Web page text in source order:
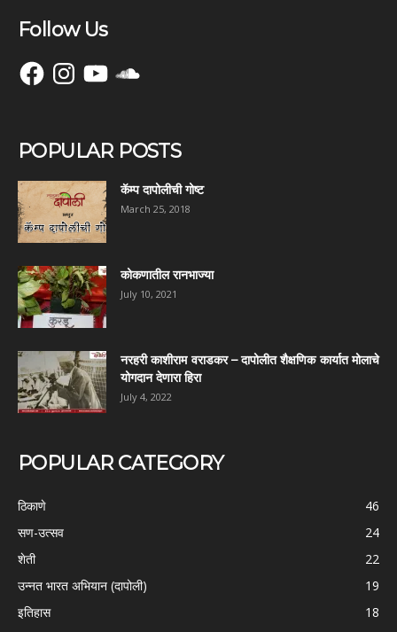
Follow Us
FacebookInstagramYouTubeSoundCloud
POPULAR POSTS
कॅम्प दापोलीची गोष्ट
March 25, 2018
कोकणातील रानभाज्या
July 10, 2021
नरहरी काशीराम वराडकर – दापोलीत शैक्षणिक कार्यात मोलाचे
योगदान देणारा हिरा
July 4, 2022
POPULAR CATEGORY
ठिकाणे
46
सण-उत्सव
24
शेती
22
उन्नत भारत अभियान (दापोली)
19
इतिहास
18